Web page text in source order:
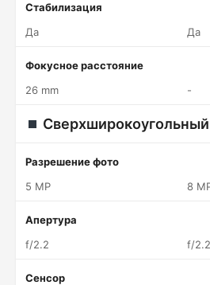
Стабилизация
Да
Да
Фокусное расстояние
26 mm
-
Разрешение фото
5 MP
8
Апертура
f/2.2
f/2.2
Сенсор